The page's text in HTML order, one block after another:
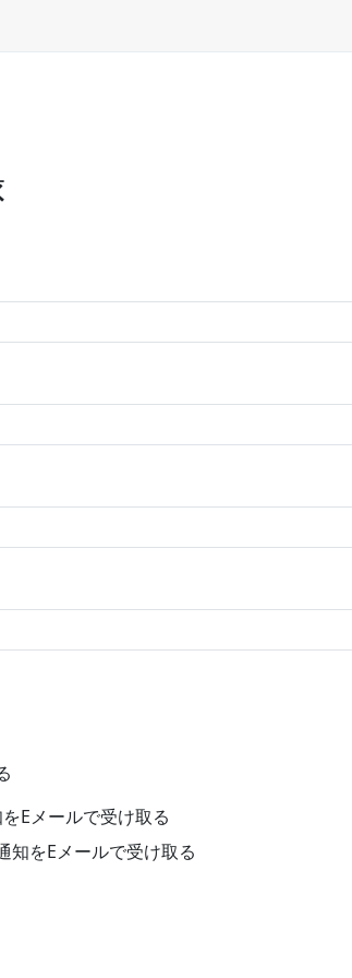
Eメールで受け取る
知をEメールで受け取る